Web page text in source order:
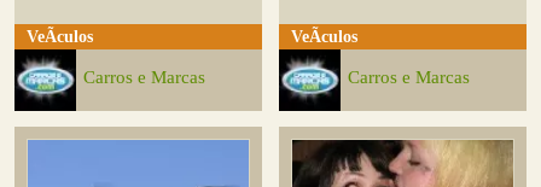
VeÃ­culos
Carros e Marcas
VeÃ­culos
Carros e Marcas